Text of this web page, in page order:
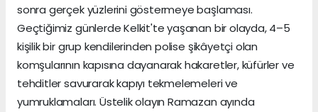
sonra gerçek yüzlerini göstermeye başlaması.
Geçtiğimiz günlerde Kelkit'te yaşanan bir olayda, 4–5
kişilik bir grup kendilerinden polise şikâyetçi olan
komşularının kapısına dayanarak hakaretler, küfürler ve
tehditler savurarak kapıyı tekmelemeleri ve
yumruklamaları. Üstelik olayın Ramazan ayında